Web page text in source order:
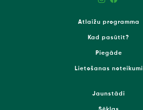
Atlaižu programma
Kad pasūtīt?
Piegāde
Lietošanas noteikumi
Jaunstādi